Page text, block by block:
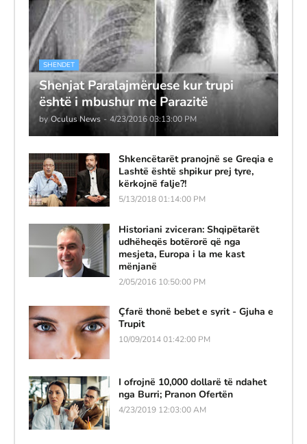
SHENDET
Shenjat Paralajmëruese kur trupi
është i mbushur me Parazitë
by Oculus News - 4/23/2016 03:13:00 PM
Shkencëtarët pranojnë se Greqia e
Lashtë është shpikur prej tyre,
kërkojnë falje?!
5/13/2018 01:14:00 PM
Historiani zviceran: Shqipëtarët
udhëheqës botërorë që nga
mesjeta, Europa i la me kast
mënjanë
2/05/2016 10:50:00 PM
Çfarë thonë bebet e syrit - Gjuha e
Trupit
10/09/2014 01:42:00 PM
I ofrojnë 10,000 dollarë të ndahet
nga Burri; Pranon Ofertën
4/23/2019 12:03:00 AM